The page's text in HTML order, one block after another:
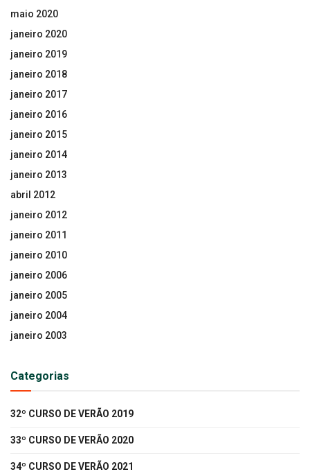
maio 2020
janeiro 2020
janeiro 2019
janeiro 2018
janeiro 2017
janeiro 2016
janeiro 2015
janeiro 2014
janeiro 2013
abril 2012
janeiro 2012
janeiro 2011
janeiro 2010
janeiro 2006
janeiro 2005
janeiro 2004
janeiro 2003
Categorias
32º CURSO DE VERÃO 2019
33º CURSO DE VERÃO 2020
34º CURSO DE VERÃO 2021